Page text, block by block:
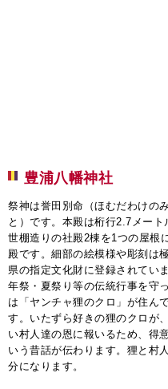
豊浦八幡神社
祭神は誉田別命（ほむだわけの
と）です。本殿は桁行2.7メー
世棚造りの社殿2棟を1つの屋根
殿です。細部の絵模様や彫刻は
県の指定文化財に登録されてい
年祭・夏祭り等の伝統行事を守
は「ヤンチャ狸のクロ」が住ん
す。いたずら好きの狸のクロが
い村人達の恩に報いるため、得
いう昔話が伝わります。狸と村
分になります。